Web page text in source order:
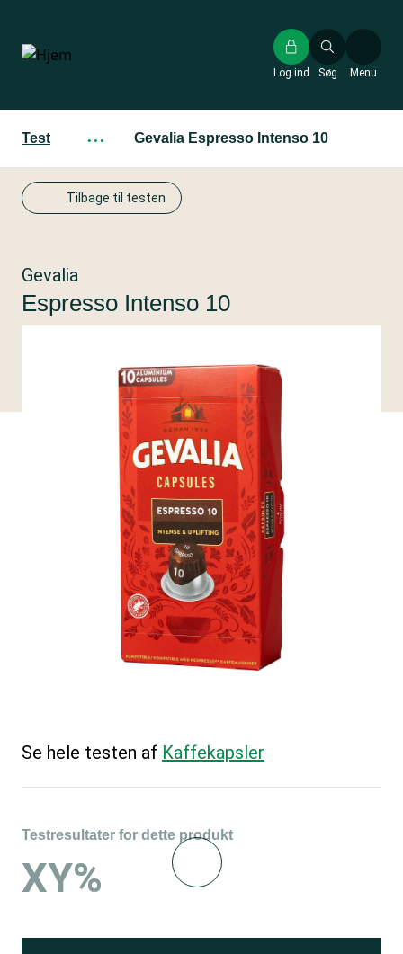
hovedindhold
Søg
Log ind Menu
Test ··· Gevalia Espresso Intenso 10
Tilbage til testen
Gevalia
Espresso Intenso 10
Se hele testen af Kaffekapsler
Testresultater for dette produkt
XY%